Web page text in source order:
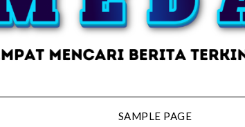
SAMPLE PAGE